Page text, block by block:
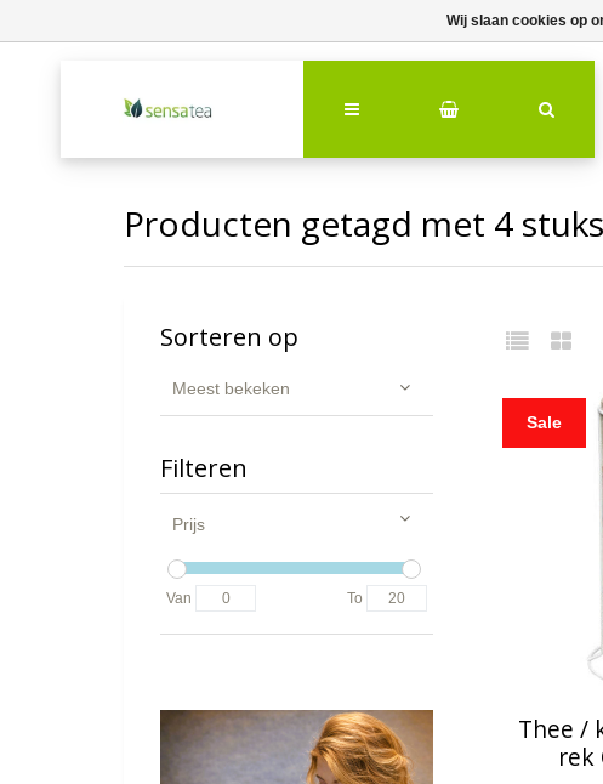
Producten getagd met 4 stuks
Sorteren op
Meest bekeken
Filteren
Prijs
Van To
Sale
Thee /
rek
Wij slaan cookies op